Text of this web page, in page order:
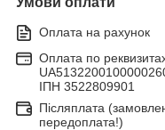
Оплата на рахунок
Оплата по
ІПН 3522809901
Післяплата
передоплата!)